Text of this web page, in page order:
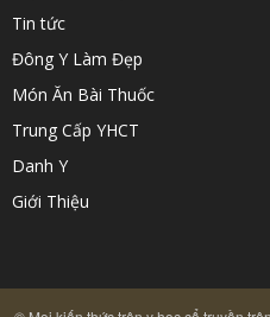
Tin tức
Đông Y Làm Đẹp
Món Ăn Bài Thuốc
Trung Cấp YHCT
Danh Y
Giới Thiệu